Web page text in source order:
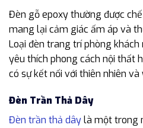
Đèn gỗ epoxy thường được
mang lại cảm giác ấm áp và
Loại đèn trang trí phòng khách
yêu thích phong cách nội thất
có sự kết nối với thiên nhiên
Đèn Trần Thả Dây
Đèn trần thả dâylà một trong